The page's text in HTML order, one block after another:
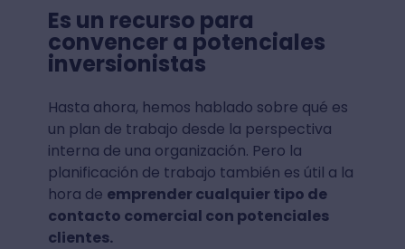
Es un recurso para
convencer a potenciales
inversionistas
Hasta ahora, hemos hablado sobre qué es
un plan de trabajo desde la perspectiva
interna de una organización. Pero la
planificación de trabajo también es útil a la
hora de emprender cualquier tipo de
contacto comercial con potenciales
clientes.